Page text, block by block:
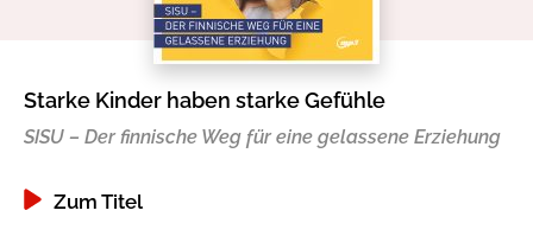
Gib dem Monster keine Schokolade
Indigo Wild - Folge 1
Starke Kinder haben starke Gefühle
SISU – Der finnische Weg für eine gelassene Erziehung
Zum Titel